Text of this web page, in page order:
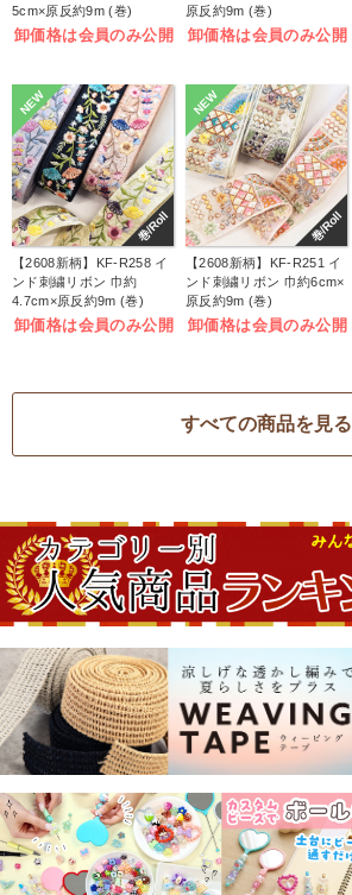
5cm×原反約9m (巻)
卸価格は会員のみ公開
原反約9m (巻)
卸価格は会員のみ公開
NEW
巻/Roll
【2608新柄】KF-R258 イ
ンド刺繍リボン 巾約
4.7cm×原反約9m (巻)
卸価格は会員のみ公開
NEW
巻/Roll
【2608新柄】KF-R251 イ
ンド刺繍リボン 巾約6cm×
原反約9m (巻)
卸価格は会員のみ公開
すべての商品を見る